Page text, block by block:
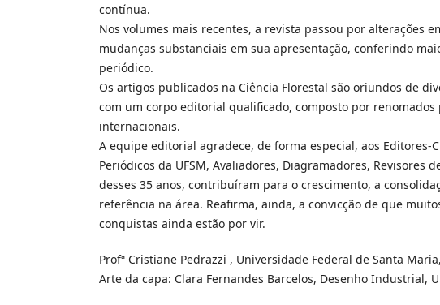
contínua.
Nos volumes mais recentes, a revista passou por alterações
mudanças substanciais em sua apresentação, conferindo
periódico.
Os artigos publicados na Ciência Florestal são oriundos de
com um corpo editorial qualificado, composto por
internacionais.
A equipe editorial agradece, de forma especial, aos Editores-
Periódicos da UFSM, Avaliadores, Diagramadores, Revisores
desses 35 anos, contribuíram para o crescimento, a
referência na área. Reafirma, ainda, a convicção de que
conquistas ainda estão por vir.
Profª Cristiane Pedrazzi , Universidade Federal de Santa
Arte da capa: Clara Fernandes Barcelos, Desenho Industrial,